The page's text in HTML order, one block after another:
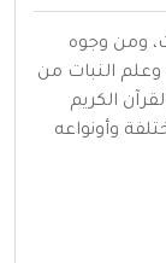
ومن وجوه
وعلم النبات من
الكريم
وأونواعه